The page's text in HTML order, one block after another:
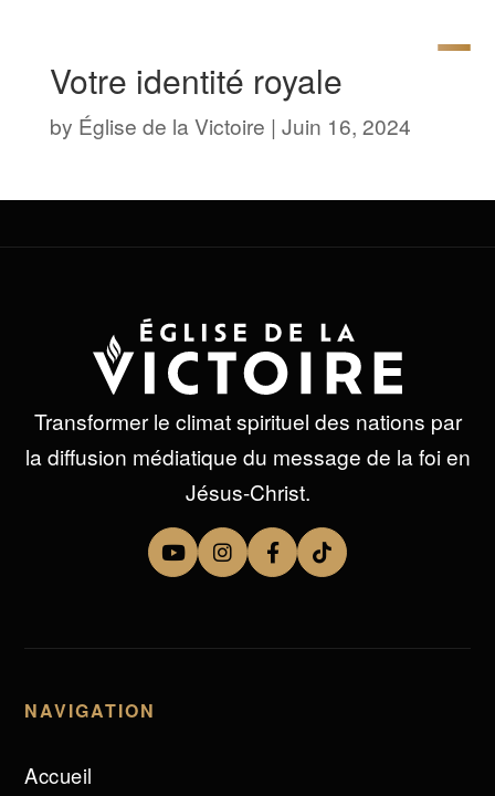
Votre identité royale
by Église de la Victoire | Juin 16, 2024
Transformer le climat spirituel des nations par
la diffusion médiatique du message de la foi en
Jésus-Christ.
NAVIGATION
Accueil